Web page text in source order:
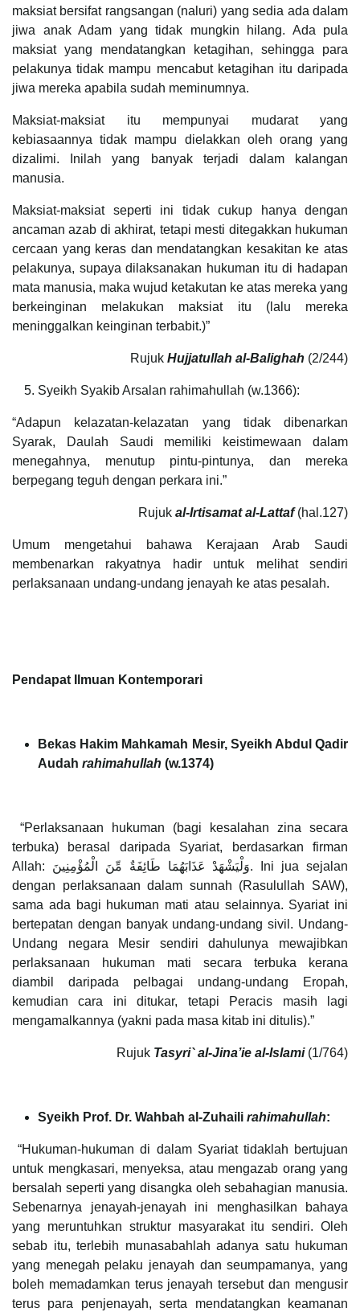
maksiat bersifat rangsangan (naluri) yang sedia ada dalam
jiwa anak Adam yang tidak mungkin hilang. Ada pula
maksiat yang mendatangkan ketagihan, sehingga para
pelakunya tidak mampu mencabut ketagihan itu daripada
jiwa mereka apabila sudah meminumnya.
Maksiat-maksiat itu mempunyai mudarat yang
kebiasaannya tidak mampu dielakkan oleh orang yang
dizalimi. Inilah yang banyak terjadi dalam kalangan
manusia.
Maksiat-maksiat seperti ini tidak cukup hanya dengan
ancaman azab di akhirat, tetapi mesti ditegakkan hukuman
cercaan yang keras dan mendatangkan kesakitan ke atas
pelakunya, supaya dilaksanakan hukuman itu di hadapan
mata manusia, maka wujud ketakutan ke atas mereka yang
berkeinginan melakukan maksiat itu (lalu mereka
meninggalkan keinginan terbabit.)”
Rujuk Hujjatullah al-Balighah (2/244)
Syeikh Syakib Arsalan rahimahullah (w.1366):
“Adapun kelazatan-kelazatan yang tidak dibenarkan
Syarak, Daulah Saudi memiliki keistimewaan dalam
menegahnya, menutup pintu-pintunya, dan mereka
berpegang teguh dengan perkara ini.”
Rujuk al-Irtisamat al-Lattaf(hal.127)
Umum mengetahui bahawa Kerajaan Arab Saudi
membenarkan rakyatnya hadir untuk melihat sendiri
perlaksanaan undang-undang jenayah ke atas pesalah.
Pendapat Ilmuan Kontemporari
Bekas Hakim Mahkamah Mesir, Syeikh Abdul Qadir
Audah rahimahullah (w.1374)
“Perlaksanaan hukuman (bagi kesalahan zina secara
terbuka) berasal daripada Syariat, berdasarkan firman
Allah: وَلْيَشْهَدْ عَذَابَهُمَا طَائِفَةٌ مِّنَ الْمُؤْمِنِينَ. Ini jua sejalan
dengan perlaksanaan dalam sunnah (Rasulullah SAW),
sama ada bagi hukuman mati atau selainnya. Syariat ini
bertepatan dengan banyak undang-undang sivil. Undang-
Undang negara Mesir sendiri dahulunya mewajibkan
perlaksanaan hukuman mati secara terbuka kerana
diambil daripada pelbagai undang-undang Eropah,
kemudian cara ini ditukar, tetapi Peracis masih lagi
mengamalkannya (yakni pada masa kitab ini ditulis).”
Rujuk Tasyri` al-Jina’ie al-Islami(1/764)
Syeikh Prof. Dr. Wahbah al-Zuhaili rahimahullah:
“Hukuman-hukuman di dalam Syariat tidaklah bertujuan
untuk mengkasari, menyeksa, atau mengazab orang yang
bersalah seperti yang disangka oleh sebahagian manusia.
Sebenarnya jenayah-jenayah ini menghasilkan bahaya
yang meruntuhkan struktur masyarakat itu sendiri. Oleh
sebab itu, terlebih munasabahlah adanya satu hukuman
yang menegah pelaku jenayah dan seumpamanya, yang
boleh memadamkan terus jenayah tersebut dan mengusir
terus para penjenayah, serta mendatangkan keamanan